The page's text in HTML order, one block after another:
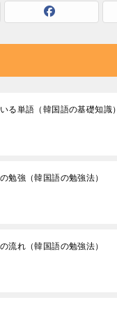
る単語（韓国語の基礎知識）
勉強（韓国語の勉強法）
流れ（韓国語の勉強法）